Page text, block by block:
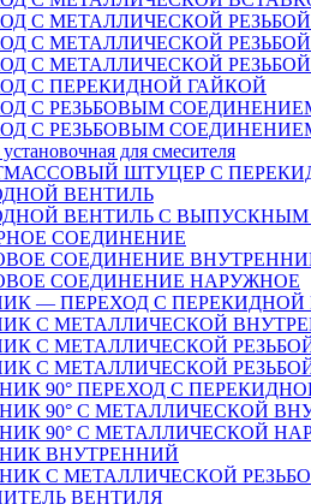
С МЕТАЛЛИЧЕСКОЙ
С МЕТАЛЛИЧЕСКОЙ
С МЕТАЛЛИЧЕСКОЙ
С ПЕРЕКИДНОЙ ГАЙКОЙ
С РЕЗЬБОВЫМ
С РЕЗЬБОВЫМ
для смесителя
ШТУЦЕР С
ВЕНТИЛЬ
ВЕНТИЛЬ С
СОЕДИНЕНИЕ
СОЕДИНЕНИЕ
СОЕДИНЕНИЕ НАРУЖНОЕ
— ПЕРЕХОД С ПЕРЕКИДНОЙ
С МЕТАЛЛИЧЕСКОЙ
С МЕТАЛЛИЧЕСКОЙ
С МЕТАЛЛИЧЕСКОЙ
90° ПЕРЕХОД С
90° С МЕТАЛЛИЧЕСКОЙ
90° С МЕТАЛЛИЧЕСКОЙ
ВНУТРЕННИЙ
С МЕТАЛЛИЧЕСКОЙ
ВЕНТИЛЯ